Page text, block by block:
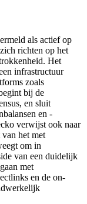
als actief op
richten op het
Het
infrastructuur
zoals
bij de
en sluit
en -
verwijst ook naar
het met
om in
van een duidelijk
met
en de on-